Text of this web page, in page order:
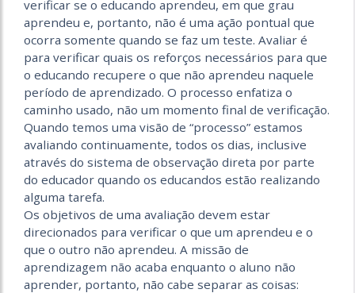
verificar se o educando aprendeu, em que grau
aprendeu e, portanto, não é uma ação pontual que
ocorra somente quando se faz um teste. Avaliar é
para verificar quais os reforços necessários para que
o educando recupere o que não aprendeu naquele
período de aprendizado. O processo enfatiza o
caminho usado, não um momento final de verificação.
Quando temos uma visão de “processo” estamos
avaliando continuamente, todos os dias, inclusive
através do sistema de observação direta por parte
do educador quando os educandos estão rea­lizando
alguma tarefa.
Os objetivos de uma avaliação devem estar
direcionados para verificar o que um aprendeu e o
que o outro não aprendeu. A missão de
aprendizagem não acaba enquanto o aluno não
aprender, portanto, não ca­be separar as coisas: